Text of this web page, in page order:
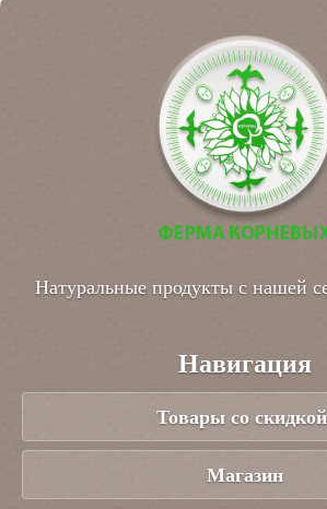
Натуральные продукты с нашей
Навигация
Товары со
Магазин